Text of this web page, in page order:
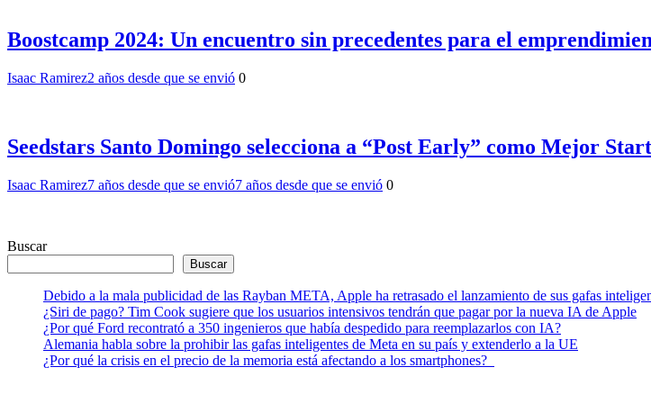
Boostcamp 2024: Un encuentro sin precedentes para el
Isaac Ramirez2 años desde que se envió 0
Seedstars Santo Domingo selecciona a “Post Early” como Mejor
Isaac Ramirez7 años desde que se envió7 años desde que se envió 0
Buscar
Buscar
Debido a la mala publicidad de las Rayban META, Apple ha retrasado el lanzamiento de sus gafas
¿Siri de pago? Tim Cook sugiere que los usuarios intensivos tendrán que pagar por la nueva IA de Apple
¿Por qué Ford recontrató a 350 ingenieros que había despedido para reemplazarlos con IA?
Alemania habla sobre la prohibir las gafas inteligentes de Meta en su país y extenderlo a la UE
¿Por qué la crisis en el precio de la memoria está afectando a los smartphones?